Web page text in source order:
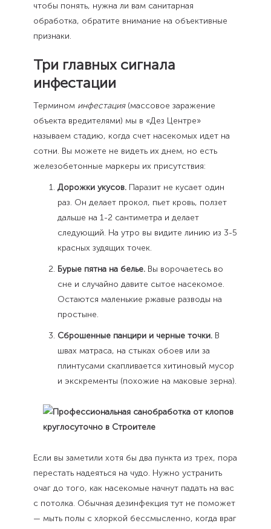
чтобы понять, нужна ли вам санитарная
обработка, обратите внимание на объективные
признаки.
Три главных сигнала
инфестации
Термином инфестация(массовое заражение
объекта вредителями) мы в «Дез Центре»
называем стадию, когда счет насекомых идет на
сотни. Вы можете не видеть их днем, но есть
железобетонные маркеры их присутствия:
Дорожки укусов.Паразит не кусает один
раз. Он делает прокол, пьет кровь, ползет
дальше на 1-2 сантиметра и делает
следующий. На утро вы видите линию из 3-5
красных зудящих точек.
Бурые пятна на белье.Вы ворочаетесь во
сне и случайно давите сытое насекомое.
Остаются маленькие ржавые разводы на
простыне.
Сброшенные панцири и черные точки.В
швах матраса, на стыках обоев или за
плинтусами скапливается хитиновый мусор
и экскременты (похожие на маковые зерна).
Если вы заметили хотя бы два пункта из трех, пора
перестать надеяться на чудо. Нужно устранить
очаг до того, как насекомые начнут падать на вас
с потолка. Обычная дезинфекция тут не поможет
— мыть полы с хлоркой бессмысленно, когда враг